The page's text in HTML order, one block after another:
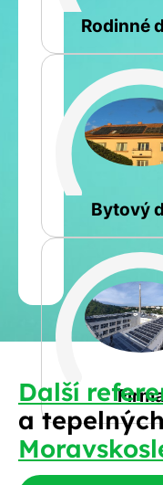
Rodinné
Bytový
Jiná
Spočítat
kalkulaci
Jméno
a
příjmení
Telefon
E-
mail
Další
a